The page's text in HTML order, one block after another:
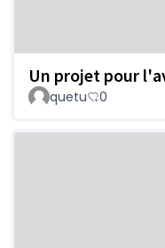
Un projet pour
quetu 0